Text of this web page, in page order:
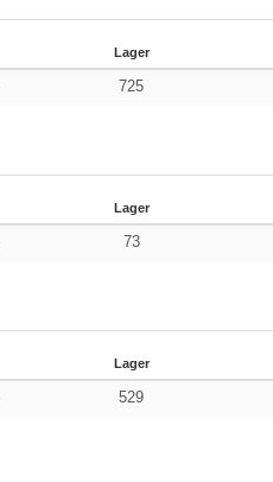
Lager
725
Lager
73
Lager
529